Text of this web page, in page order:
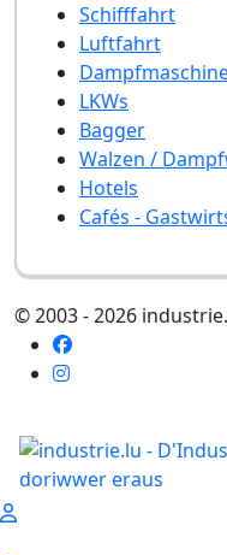
Schifffahrt
Luftfahrt
LKWs
Bagger
Walzen /
Hotels
Cafés -
© 2003 - 2026